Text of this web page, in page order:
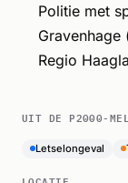
Politie met
Gravenhage
Regio
UIT DE P2000-
Letselongeval